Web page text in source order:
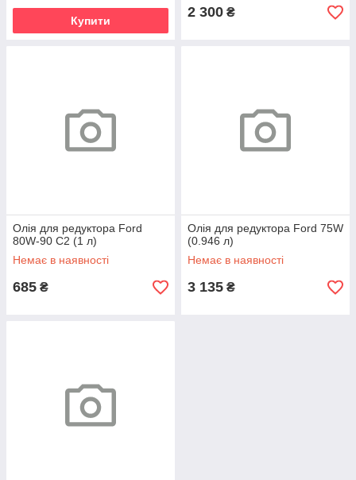
Купити
2 300 ₴
Олія для редуктора Ford
80W-90 C2 (1 л)
Немає в наявності
685 ₴
Олія для редуктора Ford 75W
(0.946 л)
Немає в наявності
3 135 ₴